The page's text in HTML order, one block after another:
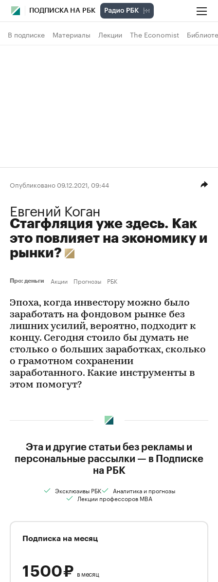
ПОДПИСКА НА РБК
В подписке Материалы Лекции The Economist
Опубликовано 09.12.2021, 09:44
Евгений Коган
Стагфляция уже здесь. Как
это повлияет на экономику и
рынки?
Про: деньги Акции Прогнозы РБК
Эпоха, когда инвестору можно было
заработать на фондовом рынке без
лишних усилий, вероятно, подходит к
концу. Сегодня стоило бы думать не
столько о больших заработках, сколько
о грамотном сохранении
заработанного. Какие инструменты в
этом помогут?
Эта и другие статьи без рекламы и
персональные рассылки — в Подписке
на РБК
Эксклюзивы РБК
Аналитика и прогнозы
Лекции профессоров MBA
Подписка на месяц
1 500 ₽ в месяц